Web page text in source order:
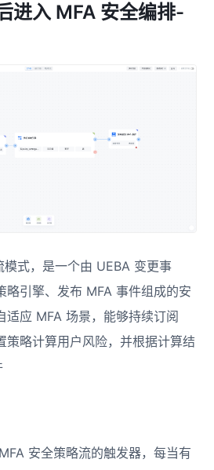
进入 MFA 安全编排-
式，是一个由 UEBA 变更事
略引擎、发布 MFA 事件组成的安
适应 MFA 场景，能够持续订阅
策略计算用户风险，并根据计算结
安全策略流的触发器，每当有